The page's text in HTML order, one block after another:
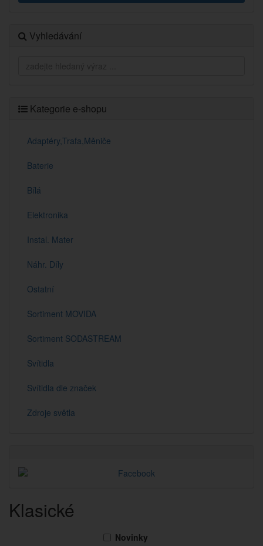
Vyhledávání
Kategorie e-shopu
Adaptéry,Trafa,Měniče
Baterie
Bílá
Elektronika
Instal. Mater
Náhr. Díly
Ostatní
Sortiment MOVIDA
Sortiment SODASTREAM
Svítidla
Svítidla dle značek
Zdroje světla
Klasické
Novinky